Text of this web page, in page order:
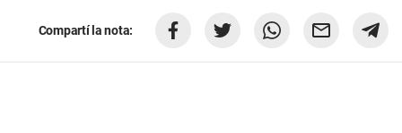
Compartí la nota: